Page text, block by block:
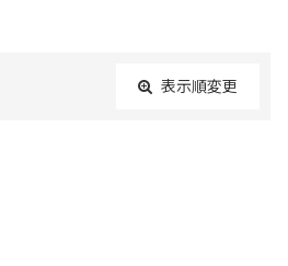
表示順変更